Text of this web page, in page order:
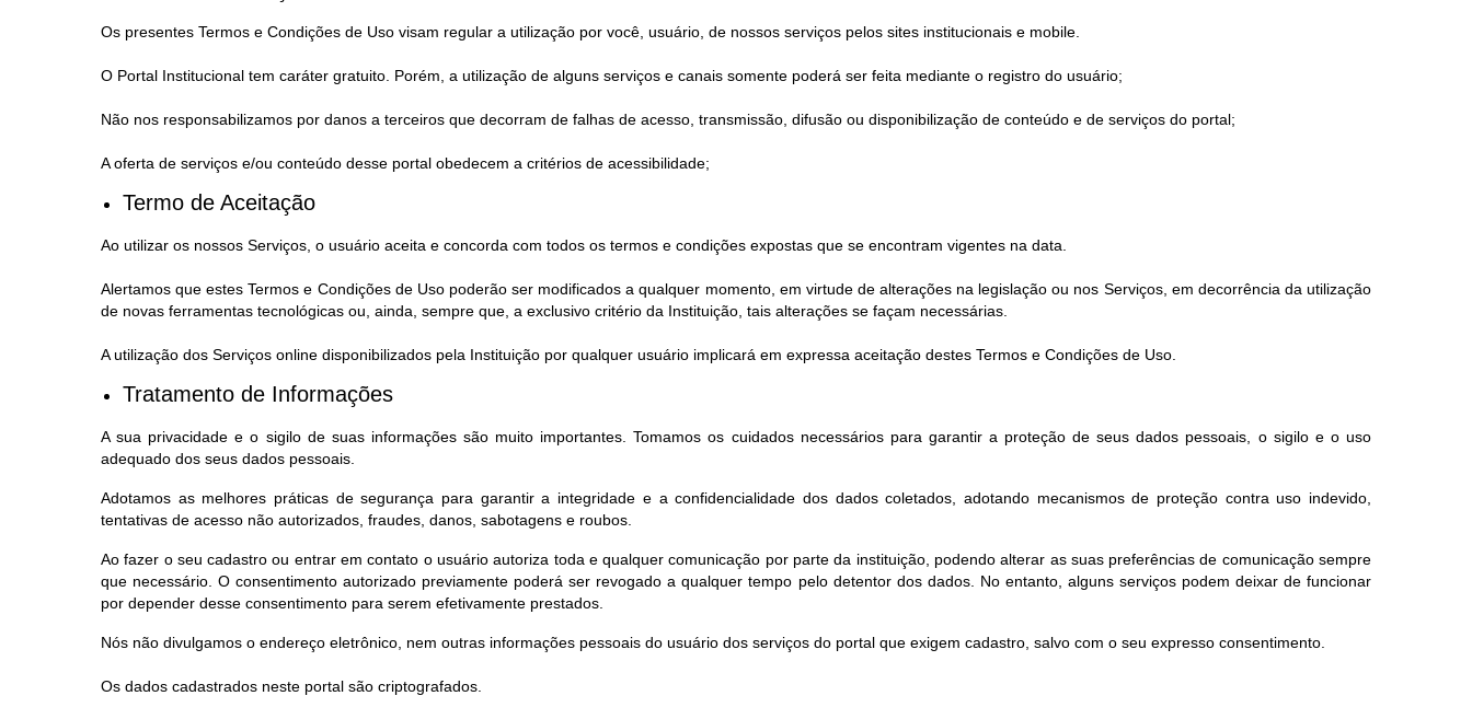
Os presentes Termos e Condições de Uso visam regular a utilização por você, usuário, de nossos serviços pelos sites institucionais e mobile.
O Portal Institucional tem caráter gratuito. Porém, a utilização de alguns serviços e canais somente poderá ser feita mediante o registro do usuário;
Não nos responsabilizamos por danos a terceiros que decorram de falhas de acesso, transmissão, difusão ou disponibilização de conteúdo e de serviços do portal;
A oferta de serviços e/ou conteúdo desse portal obedecem a critérios de acessibilidade;
Termo de Aceitação
Ao utilizar os nossos Serviços, o usuário aceita e concorda com todos os termos e condições expostas que se encontram vigentes na data.
Alertamos que estes Termos e Condições de Uso poderão ser modificados a qualquer momento, em virtude de alterações na legislação ou nos Serviços, em decorrência da utilização
de novas ferramentas tecnológicas ou, ainda, sempre que, a exclusivo critério da Instituição, tais alterações se façam necessárias.
A utilização dos Serviços online disponibilizados pela Instituição por qualquer usuário implicará em expressa aceitação destes Termos e Condições de Uso.
Tratamento de Informações
A sua privacidade e o sigilo de suas informações são muito importantes. Tomamos os cuidados necessários para garantir a proteção de seus dados pessoais, o sigilo e o uso
adequado dos seus dados pessoais.
Adotamos as melhores práticas de segurança para garantir a integridade e a confidencialidade dos dados coletados, adotando mecanismos de proteção contra uso indevido,
tentativas de acesso não autorizados, fraudes, danos, sabotagens e roubos.
Ao fazer o seu cadastro ou entrar em contato o usuário autoriza toda e qualquer comunicação por parte da instituição, podendo alterar as suas preferências de comunicação sempre
que necessário. O consentimento autorizado previamente poderá ser revogado a qualquer tempo pelo detentor dos dados. No entanto, alguns serviços podem deixar de funcionar
por depender desse consentimento para serem efetivamente prestados.
Nós não divulgamos o endereço eletrônico, nem outras informações pessoais do usuário dos serviços do portal que exigem cadastro, salvo com o seu expresso consentimento.
Os dados cadastrados neste portal são criptografados.